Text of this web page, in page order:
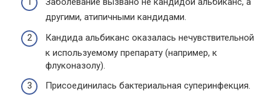
другими, атипичными кандидами.
Кандида альбиканс оказалась нечувствительной
к используемому препарату (например, к
флуконазолу).
Присоединилась бактериальная суперинфекция.